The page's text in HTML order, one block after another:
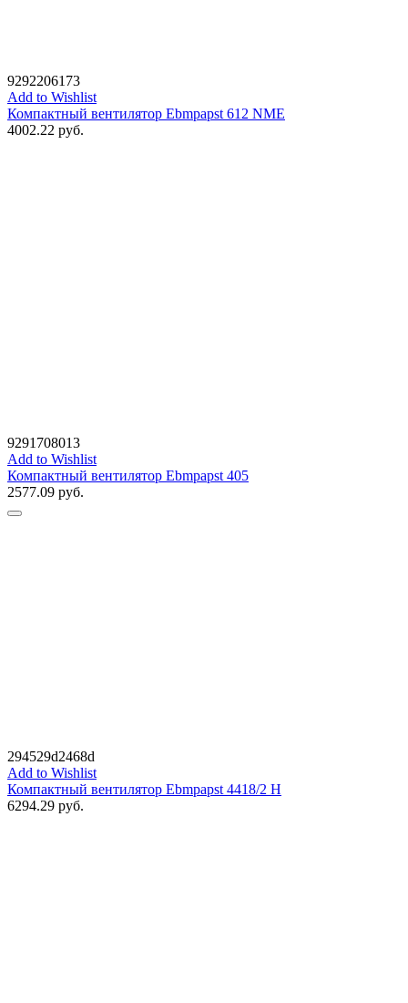
9292206173
Add to Wishlist
Компактный вентилятор Ebmpapst 612 NME
4002.22 руб.
9291708013
Add to Wishlist
Компактный вентилятор Ebmpapst 405
2577.09 руб.
294529d2468d
Add to Wishlist
Компактный вентилятор Ebmpapst 4418/2 H
6294.29 руб.